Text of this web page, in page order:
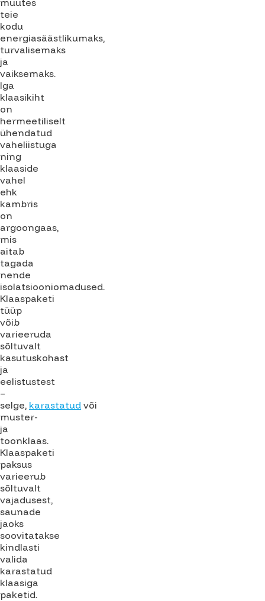
muutes
teie
kodu
energiasäästlikumaks,
turvalisemaks
ja
vaiksemaks.
Iga
klaasikiht
on
hermeetiliselt
ühendatud
vaheliistuga
ning
klaaside
vahel
ehk
kambris
on
argoongaas,
mis
aitab
tagada
nende
isolatsiooniomadused.
Klaaspaketi
tüüp
võib
varieeruda
sõltuvalt
kasutuskohast
ja
eelistustest
–
selge, karastatud või
muster-
ja
toonklaas.
Klaaspaketi
paksus
varieerub
sõltuvalt
vajadusest,
saunade
jaoks
soovitatakse
kindlasti
valida
karastatud
klaasiga
paketid.